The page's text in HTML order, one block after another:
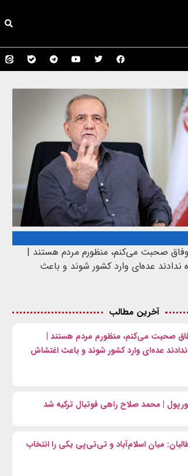
وفاق صحبت می‌کنم، منظورم مردم هستند |
ندادند عده‌ای وارد کشور شوند و باعث
آخرین مطالب
صحبت می‌کنم، منظورم مردم هستند |
عده‌ای وارد کشور شوند و باعث اغتشاش
| محمد صلاح راهی فوتبال ترکیه شد
میان اسلام‌آباد و تی‌تی‌پی یکی را انتخاب